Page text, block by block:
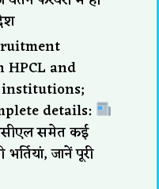
and
details:
समेत कई
जानें पूरी